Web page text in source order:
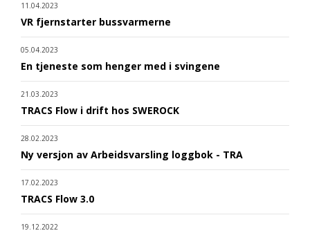
11.04.2023
VR fjernstarter bussvarmerne
05.04.2023
En tjeneste som henger med i svingene
21.03.2023
TRACS Flow i drift hos SWEROCK
28.02.2023
Ny versjon av Arbeidsvarsling loggbok - TRA
17.02.2023
TRACS Flow 3.0
19.12.2022